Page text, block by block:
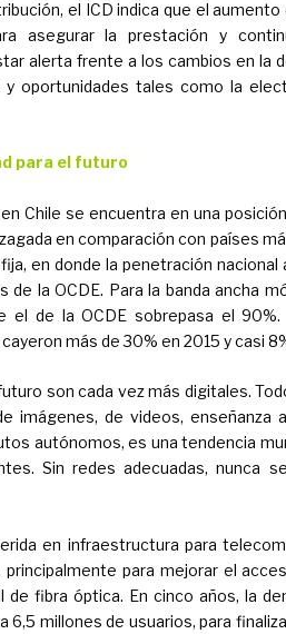
el ICD indica que el
asegurar la prestación y
alerta frente a los cambios en la
y oportunidades tales como la
para el futuro
Chile se encuentra en una
en comparación con países
en donde la penetración nacional
la OCDE. Para la banda ancha
el de la OCDE sobrepasa el
más de 30% en 2015 y casi
son cada vez más digitales.
imágenes, de videos, enseñanza
autónomos, es una tendencia
Sin redes adecuadas, nunca
en infraestructura para
para mejorar el
fibra óptica. En cinco años, la
6,5 millones de usuarios, para